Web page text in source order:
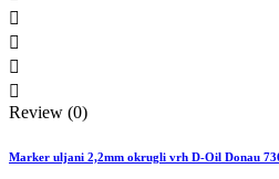




Review (0)
Marker uljani 2,2mm okrugli vrh D-Oil Donau